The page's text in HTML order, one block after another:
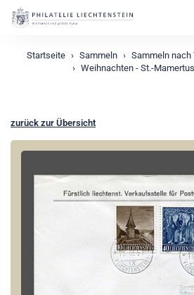
Startseite Sammeln Sammeln nach
Weihnachten - St.-
zurück zur Übersicht